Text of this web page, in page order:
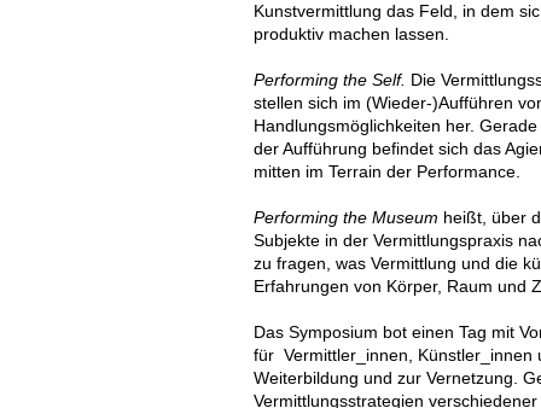
Kunstvermittlung das Feld, in dem
produktiv machen lassen.
Performing the Self. Die
stellen sich im (Wieder-)Aufführen
Handlungsmöglichkeiten her.
der Aufführung befindet sich das
mitten im Terrain der Performance.
Performing the Museum heißt, über
Subjekte in der Vermittlungspraxis
zu fragen, was Vermittlung und die
Erfahrungen von Körper, Raum und
Das Symposium bot einen Tag mit
für Vermittler_innen, Künstler_innen
Weiterbildung und zur Vernetzung.
Vermittlungsstrategien